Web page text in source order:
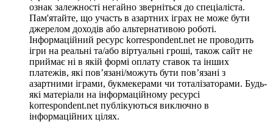
ознак залежності негайно зверніться до спеціаліста.
Пам'ятайте, що участь в азартних іграх не може бути
джерелом доходів або альтернативою роботі.
Інформаційний ресурс korrespondent.net не проводить
ігри на реальні та/або віртуальні гроші, також сайт не
приймає ні в якій формі оплату ставок та інших
платежів, які пов’язані/можуть бути пов’язані з
азартними іграми, букмекерами чи тоталізаторами. Будь-
які матеріали на інформаційному ресурсі
korrespondent.net публікуються виключно в
інформаційних цілях.